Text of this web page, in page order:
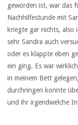
geworden ist, war das
Nachhilfestunde mit
kriegte gar nichts, also
sehr Sandra auch
oder es klappte eben
ein ging. Es war
in meinem Bett
durchringen konnte
und ihr irgendwelche